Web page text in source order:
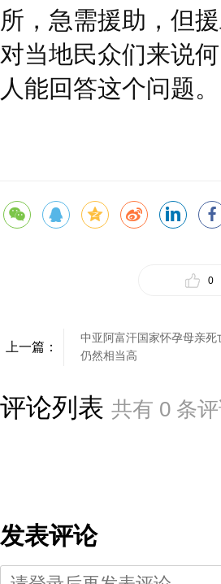
所，急需援助，但
对当地民众们来说
人能回答这个问题。
0
上一篇：
中亚阿富汗国家怀孕母亲死
仍然相当高
评论列表 共有 0 条
发表评论